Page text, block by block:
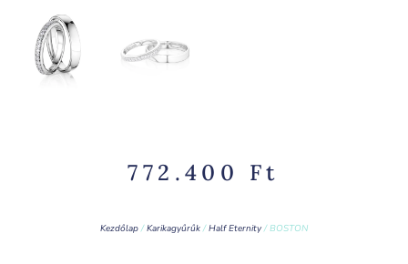
772.400 Ft
Kezdőlap/Karikagyűrűk/Half Eternity/ BOSTON